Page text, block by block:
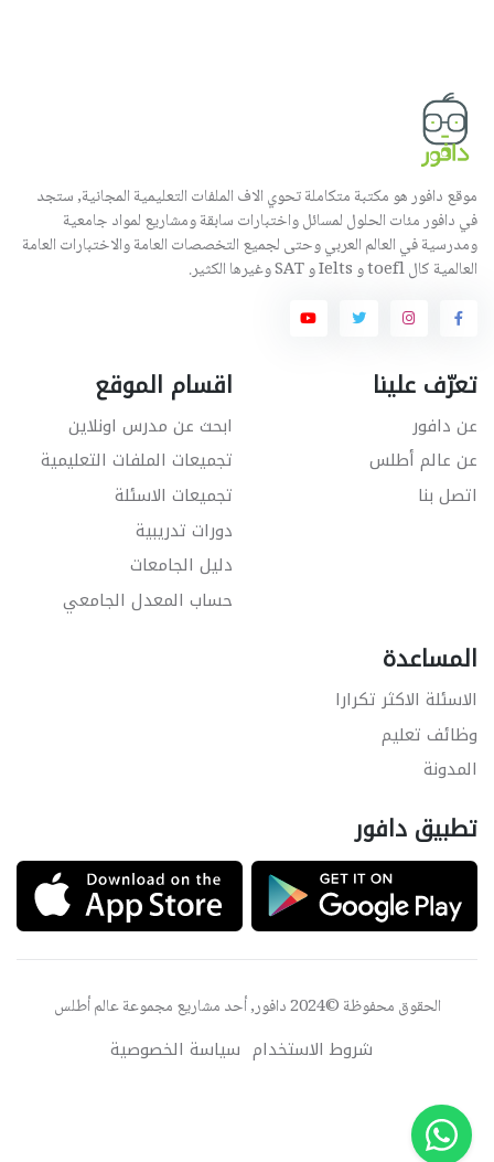
موقع دافور هو مكتبة متكاملة تحوي الاف الملفات التعليمية المجانية, ستجد
في دافور مئات الحلول لمسائل واختبارات سابقة ومشاريع لمواد جامعية
ومدرسية في العالم العربي وحتى لجميع التخصصات العامة والاختبارات العامة
العالمية كال toefl و Ielts و SAT وغيرها الكثير.
تعرّف علينا
عن دافور
عن عالم أطلس
اتصل بنا
اقسام الموقع
ابحث عن مدرس اونلاين
تجميعات الملفات التعليمية
تجميعات الاسئلة
دورات تدريبية
دليل الجامعات
حساب المعدل الجامعي
المساعدة
الاسئلة الاكثر تكرارا
وظائف تعليم
المدونة
تطبيق دافور
الحقوق محفوظة ©2024 دافور, أحد مشاريع مجموعة عالم أطلس
شروط الاستخدام سياسة الخصوصية